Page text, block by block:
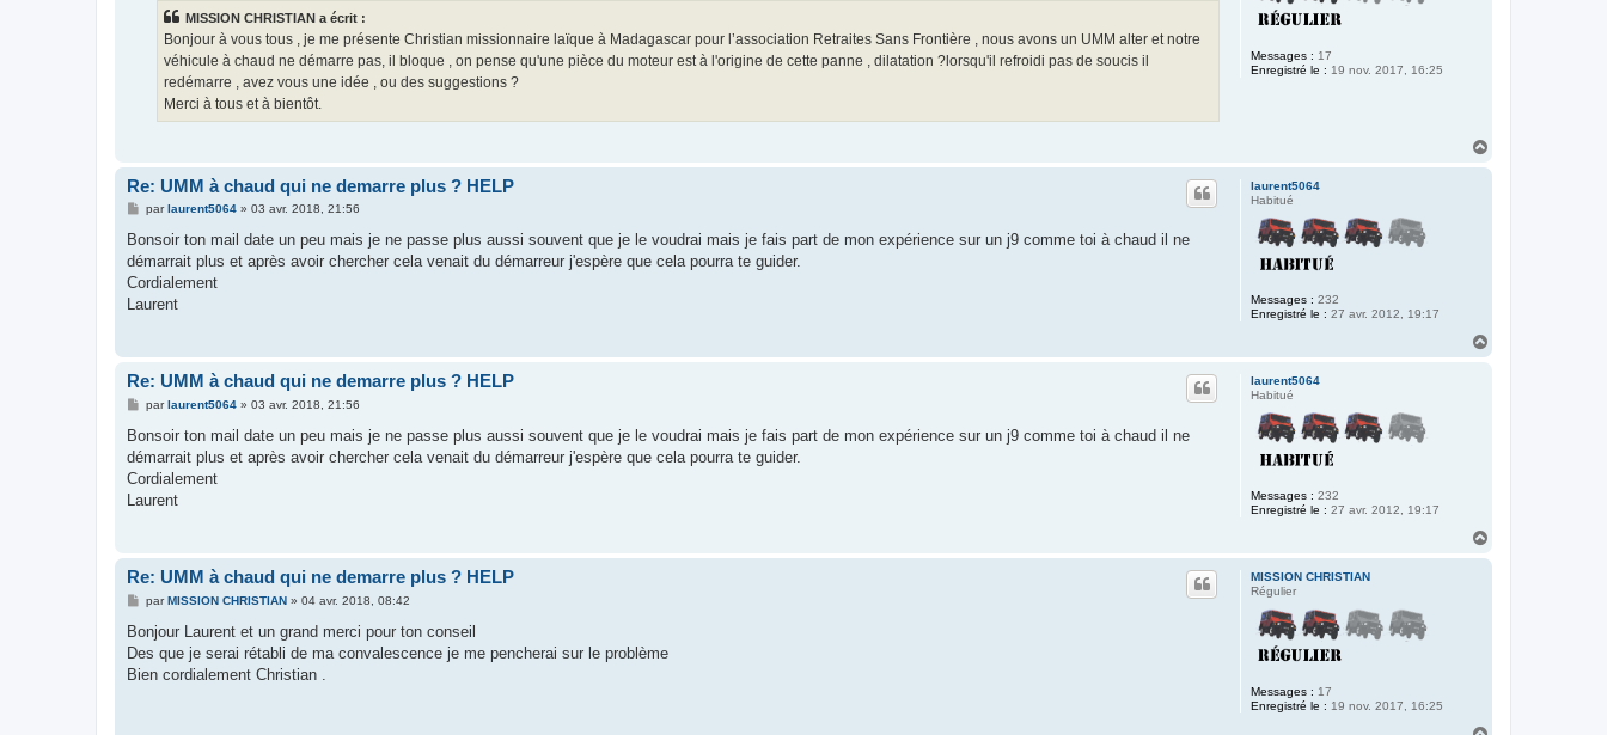
Messages : 17
Enregistré le : 19 nov. 2017, 16:25
MISSION CHRISTIAN a écrit :
Bonjour à vous tous , je me présente Christian missionnaire laïque à Madagascar pour l’association Retraites Sans Frontière , nous avons un UMM alter et notre
véhicule à chaud ne démarre pas, il bloque , on pense qu'une pièce du moteur est à l'origine de cette panne , dilatation ?lorsqu'il refroidi pas de soucis il
redémarre , avez vous une idée , ou des suggestions ?
Merci à tous et à bientôt.
laurent5064
Habitué
Messages : 232
Enregistré le : 27 avr. 2012, 19:17
Re: UMM à chaud qui ne demarre plus ? HELP
M
s
a
g
parlaurent5064» 03 avr. 2018, 21:56
Bonsoir ton mail date un peu mais je ne passe plus aussi souvent que je le voudrai mais je fais part de mon expérience sur un j9 comme toi à chaud il ne
démarrait plus et après avoir chercher cela venait du démarreur j'espère que cela pourra te guider.
Cordialement
Laurent
laurent5064
Habitué
Messages : 232
Enregistré le : 27 avr. 2012, 19:17
Re: UMM à chaud qui ne demarre plus ? HELP
M
s
a
g
parlaurent5064» 03 avr. 2018, 21:56
Bonsoir ton mail date un peu mais je ne passe plus aussi souvent que je le voudrai mais je fais part de mon expérience sur un j9 comme toi à chaud il ne
démarrait plus et après avoir chercher cela venait du démarreur j'espère que cela pourra te guider.
Cordialement
Laurent
MISSION CHRISTIAN
Régulier
Messages : 17
Enregistré le : 19 nov. 2017, 16:25
Re: UMM à chaud qui ne demarre plus ? HELP
M
s
a
g
parMISSION CHRISTIAN» 04 avr. 2018, 08:42
Bonjour Laurent et un grand merci pour ton conseil
Des que je serai rétabli de ma convalescence je me pencherai sur le problème
Bien cordialement Christian .